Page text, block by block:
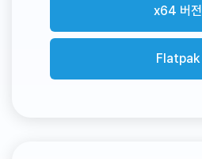
x64 버전
Flatpak